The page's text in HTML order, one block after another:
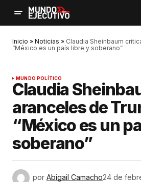
Inicio » Noticias » Claudia Sheinbaum
“México es un país libre y soberano”
MUNDO POLÍTICO
Claudia
aranceles de
“México es un
soberano”
por Abigail Camacho24 de